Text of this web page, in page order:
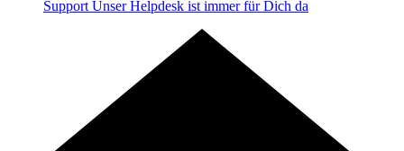
Support Unser Helpdesk ist immer für Dich da